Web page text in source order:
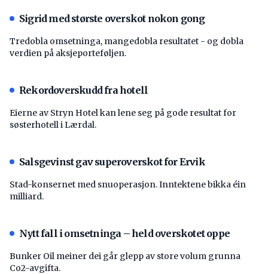
Sigrid med største overskot nokon gong
Tredobla omsetninga, mangedobla resultatet - og dobla
verdien på aksjeporteføljen.
Rekordoverskudd fra hotell
Eierne av Stryn Hotel kan lene seg på gode resultat for
søsterhotell i Lærdal.
Salsgevinst gav superoverskot for Ervik
Stad-konsernet med snuoperasjon. Inntektene bikka éin
milliard.
Nytt fall i omsetninga – held overskotet oppe
Bunker Oil meiner dei går glepp av store volum grunna
Co2-avgifta.